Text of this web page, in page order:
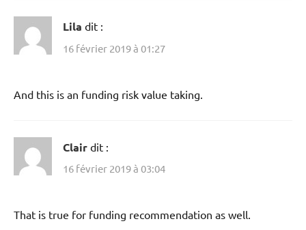
Lila dit :
16 février 2019 à 01:27
And this is an funding risk value taking.
Clair dit :
16 février 2019 à 03:04
That is true for funding recommendation as well.